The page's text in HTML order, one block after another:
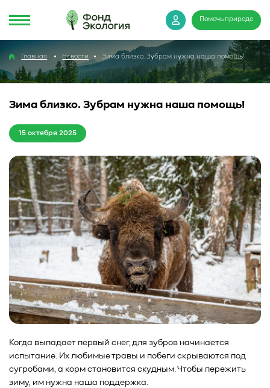
Помочь природе
Главная Новости Зима близко. Зубрам нужна наша помощь!
Зима близко. Зубрам нужна наша помощь!
15 октября 2025
Когда выпадает первый снег, для зубров начинается
испытание. Их любимые травы и побеги скрываются под
сугробами, а корм становится скудным. Чтобы пережить
зиму, им нужна наша поддержка.